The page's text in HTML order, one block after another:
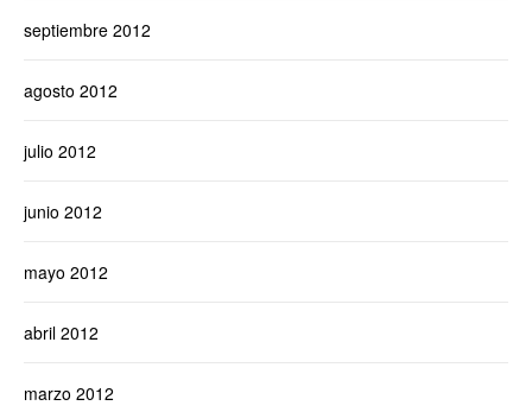
septiembre 2012
agosto 2012
julio 2012
junio 2012
mayo 2012
abril 2012
marzo 2012